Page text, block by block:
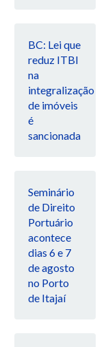
BC: Lei que
reduz ITBI
na
integralização
de imóveis
é
sancionada
Seminário
de Direito
Portuário
acontece
dias 6 e 7
de agosto
no Porto
de Itajaí